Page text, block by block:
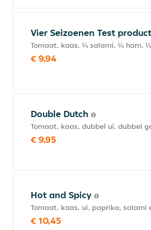
Vier Seizoenen Test
Tomaat, kaas, ¼ salami, ¼ ham,
€ 9,94
Double Dutch
Tomaat, kaas, dubbel ui, dubbel
€ 9,95
Hot and Spicy
Tomaat, kaas, ui, paprika, salami
€ 10,45